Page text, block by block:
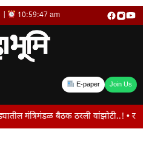
10:59:48 am
E-paper Join Us
बैठक ठरली वांझोटी..! • राष्ट्रीय